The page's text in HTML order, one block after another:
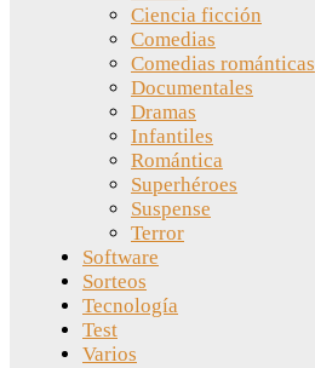
Ciencia ficción
Comedias
Comedias románticas
Documentales
Dramas
Infantiles
Romántica
Superhéroes
Suspense
Terror
Software
Sorteos
Tecnología
Test
Varios